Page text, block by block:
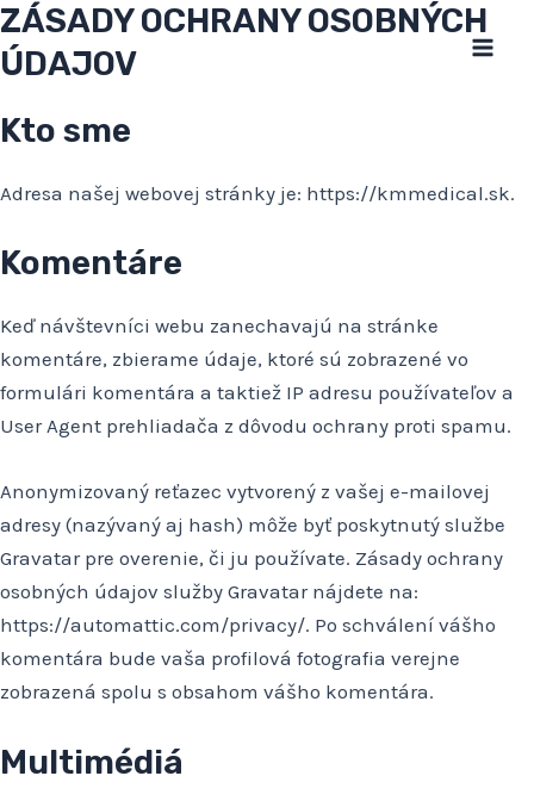
Preskočiť
na
obsah
ZÁSADY OCHRANY OSOBNÝCH
ÚDAJOV
Kto sme
Adresa našej webovej stránky je: https://kmmedical.sk.
Komentáre
Keď návštevníci webu zanechavajú na stránke
komentáre, zbierame údaje, ktoré sú zobrazené vo
formulári komentára a taktiež IP adresu používateľov a
User Agent prehliadača z dôvodu ochrany proti spamu.
Anonymizovaný reťazec vytvorený z vašej e-mailovej
adresy (nazývaný aj hash) môže byť poskytnutý službe
Gravatar pre overenie, či ju používate. Zásady ochrany
osobných údajov služby Gravatar nájdete na:
https://automattic.com/privacy/. Po schválení vášho
komentára bude vaša profilová fotografia verejne
zobrazená spolu s obsahom vášho komentára.
Multimédiá